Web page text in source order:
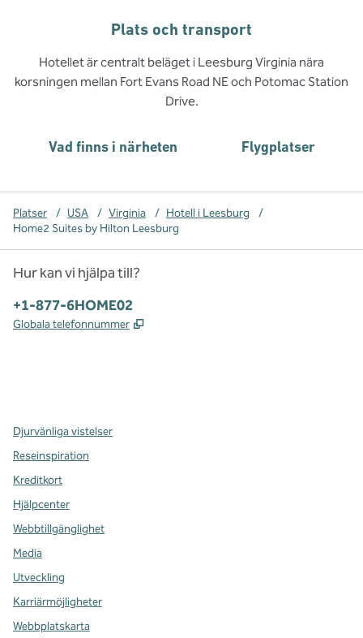
Plats och transport
Hotellet är centralt beläget i Leesburg Virginia nära
korsningen mellan Fort Evans Road NE och Potomac Station
Drive.
Vad finns i närheten Flygplatser
Platser / USA / Virginia / Hotell i Leesburg
/
Home2 Suites by Hilton Leesburg
Hur kan vi hjälpa till?
Telefon:
+1-877-6HOME02
Globala telefonnummer ,
Djurvänliga vistelser
Reseinspiration
Kreditkort
Hjälpcenter
Webbtillgänglighet
Media
Utveckling
Karriärmöjligheter
Webbplatskarta